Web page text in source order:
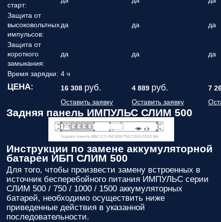
старт:
Защита от
высоковольтных
импульсов:
да да да
Защита от
короткого
замыкания:
да да да
Время зарядки: 4 ч
ЦЕНА: 16 308 руб. 4 889 руб.
7
Оставить заявку
Оставить заявку
Задняя панель ИМПУЛЬС СЛИМ 500
Инструкции по замене аккумуляторной
батареи ИБП СЛИМ 500
Для того, чтобы произвести замену встроенных в
источник бесперебойного питания ИМПУЛЬС серии
СЛИМ 500 / 750 / 1000 / 1500 аккумуляторных
батарей, необходимо осуществить ниже
приведенные действия в указанной
последовательности.